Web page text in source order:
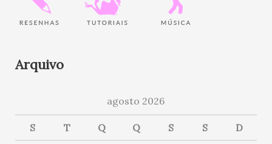
Arquivo
agosto 2026
S T Q Q S S D